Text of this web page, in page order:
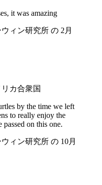
it was amazing
ィン研究所 の 2月
カ合衆国
by the time we left
to really enjoy the
on this one.
ィン研究所 の 10月